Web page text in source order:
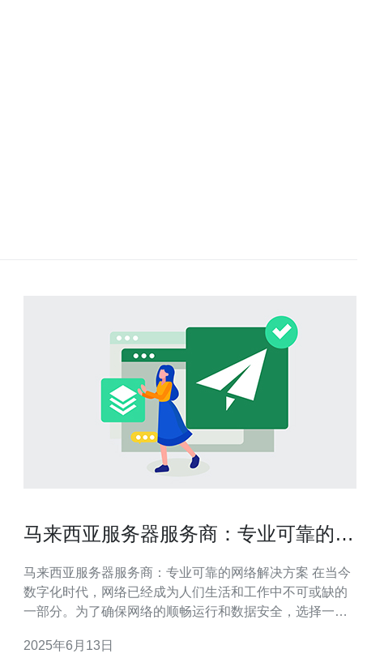
马来西亚服务器服务商：专业可靠的网
马来西亚服务器服务商：专业可靠的网络解决方案 在当今
数字化时代，网络已经成为人们生活和工作中不可或缺的
一部分。为了确保网络的顺畅运行和数据安全，选择一家
的经济中心，拥有许多优秀的服务器服务商，提供各种网
2025年6月13日